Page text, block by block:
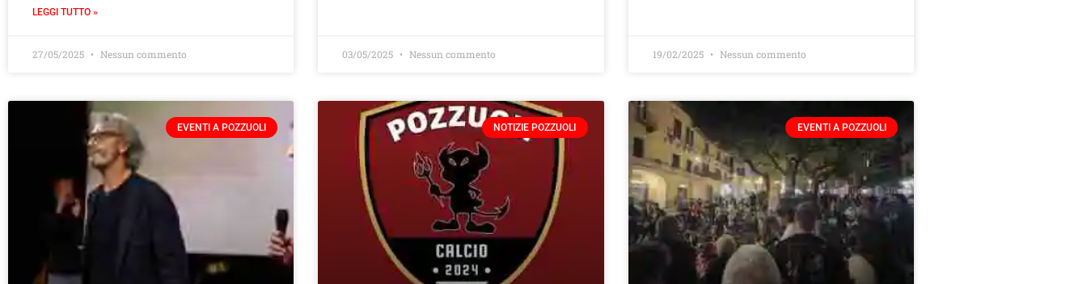
LEGGI TUTTO »
27/05/2025 Nessun commento 03/05/2025 Nessun commento 19/02/2025 Nessun commento
EVENTI A POZZUOLI NOTIZIE POZZUOLI EVENTI A POZZUOLI